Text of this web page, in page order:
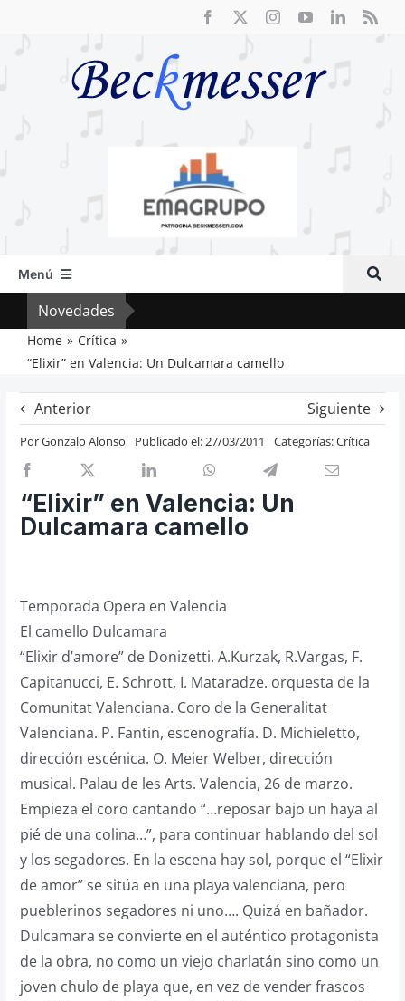
Menú
Inicio
Actual
Artículos
Crítica
Previos de ópera
Cosas de Beckmesser
Novedades
Home
Crítica
“Elixir” en Valencia: Un Dulcamara camello
Anterior Siguiente
PorGonzalo Alonso Publicado el: 27/03/2011 Categorías:Crítica
“Elixir” en Valencia: Un
Dulcamara camello
Temporada Opera en Valencia
El camello Dulcamara
“Elixir d’amore” de Donizetti. A.Kurzak, R.Vargas, F.
Capitanucci, E. Schrott, I. Mataradze. orquesta de la
Comunitat Valenciana. Coro de la Generalitat
Valenciana. P. Fantin, escenografía. D. Michieletto,
dirección escénica. O. Meier Welber, dirección
musical. Palau de les Arts. Valencia, 26 de marzo.
Empieza el coro cantando “…reposar bajo un haya al
pié de una colina…”, para continuar hablando del sol
y los segadores. En la escena hay sol, porque el “Elixir
de amor” se sitúa en una playa valenciana, pero
pueblerinos segadores ni uno…. Quizá en bañador.
Dulcamara se convierte en el auténtico protagonista
de la obra, no como un viejo charlatán sino como un
joven chulo de playa que, en vez de vender frascos